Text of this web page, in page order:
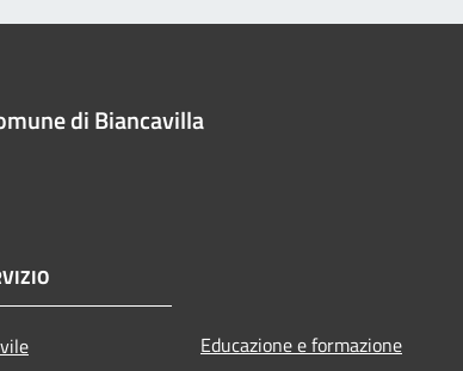
di Biancavilla
Educazione e formazione